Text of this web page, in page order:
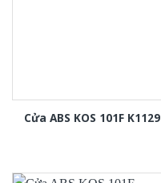
Cửa ABS KOS 101F K1129